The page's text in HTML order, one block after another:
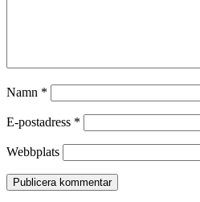
Namn *
E-postadress *
Webbplats